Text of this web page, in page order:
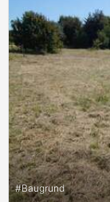
#Baugrund